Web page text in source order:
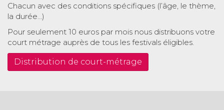
Chacun avec des conditions spécifiques (l’âge, le thème,
la durée…)
Pour seulement 10 euros par mois nous distribuons votre
court métrage auprès de tous les festivals éligibles.
Distribution de court-métrage